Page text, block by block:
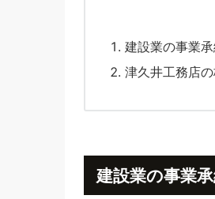
建設業の事業
津久井工務店
建設業の事業